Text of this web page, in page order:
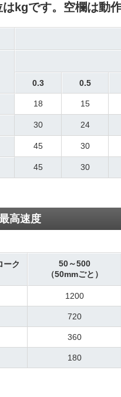
kgです。空欄は動
0.3 0.5
18 15
30 24
45 30
45 30
高速度
ーク
50～500
（50mmごと）
1200
720
360
180